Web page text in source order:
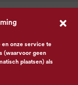
en onze service te
(waarvoor geen
plaatsen) als